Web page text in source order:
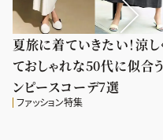
夏旅に着ていきたい！涼し
ておしゃれな50代に似合
ンピースコーデ7選
ファッション特集